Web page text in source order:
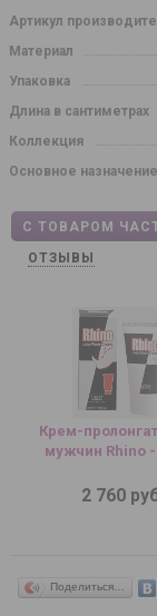
Артикул
Материал
Упаковка
Длина в сантиметрах
Коллекция
Основное назначение
С ТОВАРОМ
ОТЗЫВЫ
Крем-
мужчин Rhino -
2 760
Поделиться…